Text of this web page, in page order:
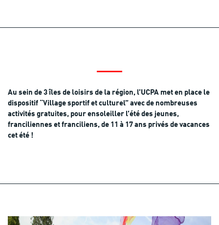
Au sein de 3 îles de loisirs de la région, l’UCPA met en place le
dispositif “Village sportif et culturel” avec de nombreuses
activités gratuites, pour ensoleiller l’été des jeunes,
franciliennes et franciliens, de 11 à 17 ans privés de vacances
cet été !